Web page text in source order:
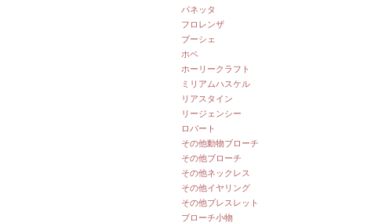
パネッタ
フロレンザ
ブーシェ
ホベ
ホーリークラフト
ミリアムハスケル
リアスタイン
リージェンシー
ロバート
その他動物ブローチ
その他ブローチ
その他ネックレス
その他イヤリング
その他ブレスレット
ブローチ小物